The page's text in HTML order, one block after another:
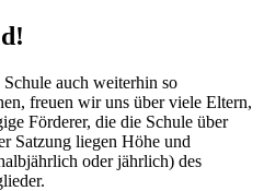
auch weiterhin so
freuen wir uns über viele Eltern,
Förderer, die die Schule über
Satzung liegen Höhe und
oder jährlich) des